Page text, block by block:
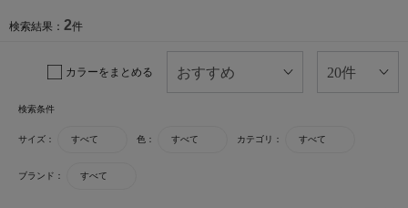
検索結果： 2件
カラーをまとめる
検索条件
サイズ： すべて 色： すべて カテゴリ： すべて
ブランド： すべて